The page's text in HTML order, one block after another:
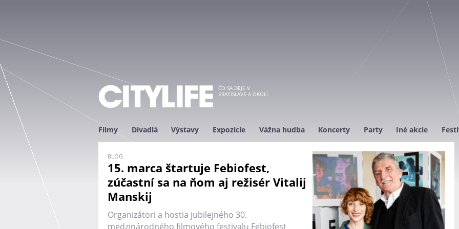
ČO SA DEJE V
BRATISLAVE A OKOLÍ
Filmy Divadlá Výstavy Expozície Vážna hudba Koncerty Party Iné akcie
15. marca štartuje Febiofest,
zúčastní sa na ňom aj režisér Vitalij
Manskij
Organizátori a hostia jubilejného 30.
medzinárodného filmového festivalu Febiofest
BLOG